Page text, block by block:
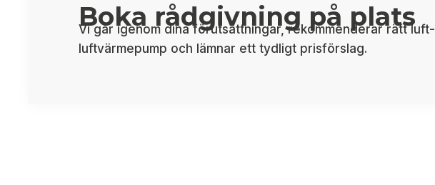
Boka rådgivning på plats
Vi går igenom dina förutsättningar, rekommenderar rätt luft-
luftvärmepump och lämnar ett tydligt prisförslag.